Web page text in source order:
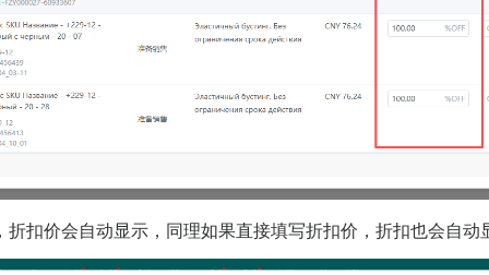
折扣价会自动显示，同理如果直接填写折扣价，折扣也会自